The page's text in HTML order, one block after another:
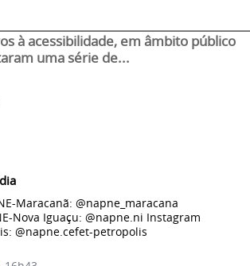
à acessibilidade, em âmbito público
uma série de...
Maracanã: @napne_maracana
Nova Iguaçu: @napne.ni Instagram
@napne.cefet-petropolis